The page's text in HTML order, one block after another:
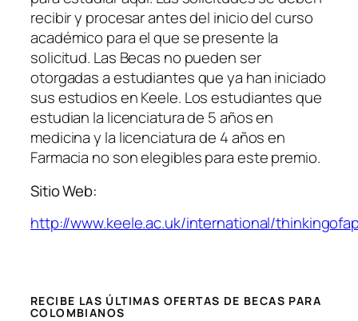
recibir y procesar antes del inicio del curso
académico para el que se presente la
solicitud. Las Becas no pueden ser
otorgadas a estudiantes que ya han iniciado
sus estudios en Keele. Los estudiantes que
estudian la licenciatura de 5 años en
medicina y la licenciatura de 4 años en
Farmacia no son elegibles para este premio.
Sitio Web:
http://www.keele.ac.uk/international/
RECIBE LAS ÚLTIMAS OFERTAS DE BECAS PARA
COLOMBIANOS